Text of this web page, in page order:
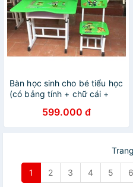
Bàn học sinh cho bé tiểu học
(có bảng tính + chữ cái +
599.000 đ
1 2 3 4 5 6